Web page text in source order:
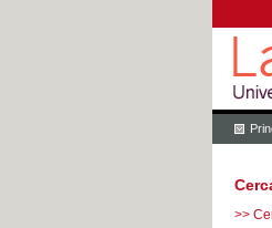
>>